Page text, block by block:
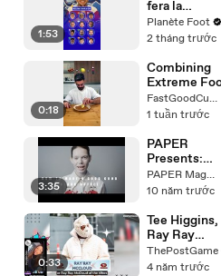
1:53
fera la
meilleure
Coupe du
Planète Foot
2 tháng trước
0:18
Combining
Extreme
FastGoodCuisine
1 tuần trước
3:35
PAPER
Presents:
How To
A Good Black
PAPER Magazine
10 năm trước
0:33
Tee Higgins,
Ray Ray
McCloud,
Jaylon Smith:
ThePostGame
4 năm trước